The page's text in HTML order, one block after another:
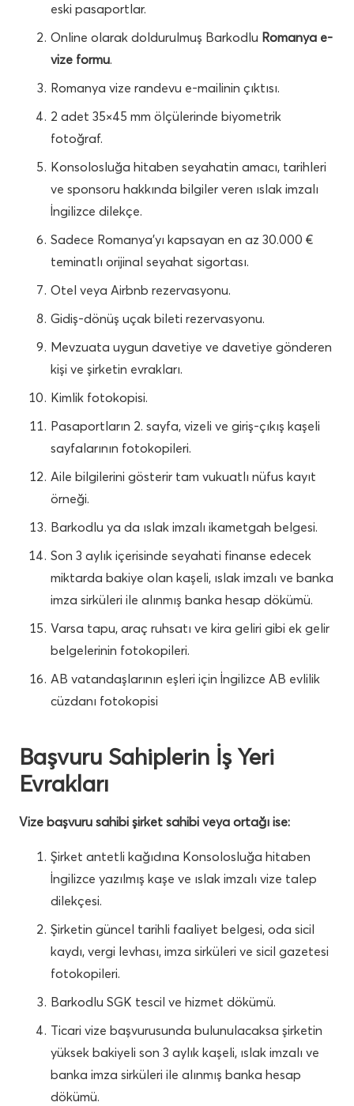
eski pasaportlar.
Online olarak doldurulmuş Barkodlu Romanya e-
vize formu.
Romanya vize randevu e-mailinin çıktısı.
2 adet 35×45 mm ölçülerinde biyometrik
fotoğraf.
Konsolosluğa hitaben seyahatin amacı, tarihleri
ve sponsoru hakkında bilgiler veren ıslak imzalı
İngilizce dilekçe.
Sadece Romanya’yı kapsayan en az 30.000 €
teminatlı orijinal seyahat sigortası.
Otel veya Airbnb rezervasyonu.
Gidiş-dönüş uçak bileti rezervasyonu.
Mevzuata uygun davetiye ve davetiye gönderen
kişi ve şirketin evrakları.
Kimlik fotokopisi.
Pasaportların 2. sayfa, vizeli ve giriş-çıkış kaşeli
sayfalarının fotokopileri.
Aile bilgilerini gösterir tam vukuatlı nüfus kayıt
örneği.
Barkodlu ya da ıslak imzalı ikametgah belgesi.
Son 3 aylık içerisinde seyahati finanse edecek
miktarda bakiye olan kaşeli, ıslak imzalı ve banka
imza sirküleri ile alınmış banka hesap dökümü.
Varsa tapu, araç ruhsatı ve kira geliri gibi ek gelir
belgelerinin fotokopileri.
AB vatandaşlarının eşleri için İngilizce AB evlilik
cüzdanı fotokopisi
Başvuru Sahiplerin İş Yeri
Evrakları
Vize başvuru sahibi şirket sahibi veya ortağı ise:
Şirket antetli kağıdına Konsolosluğa hitaben
İngilizce yazılmış kaşe ve ıslak imzalı vize talep
dilekçesi.
Şirketin güncel tarihli faaliyet belgesi, oda sicil
kaydı, vergi levhası, imza sirküleri ve sicil gazetesi
fotokopileri.
Barkodlu SGK tescil ve hizmet dökümü.
Ticari vize başvurusunda bulunulacaksa şirketin
yüksek bakiyeli son 3 aylık kaşeli, ıslak imzalı ve
banka imza sirküleri ile alınmış banka hesap
dökümü.